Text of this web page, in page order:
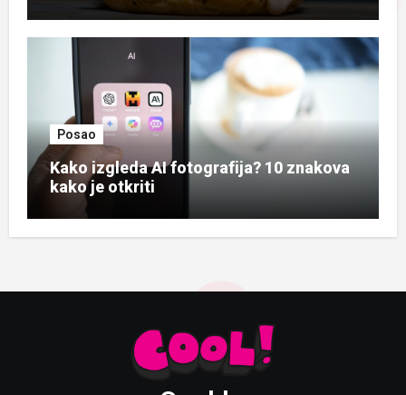
Posao
Kako izgleda AI fotografija? 10 znakova
kako je otkriti